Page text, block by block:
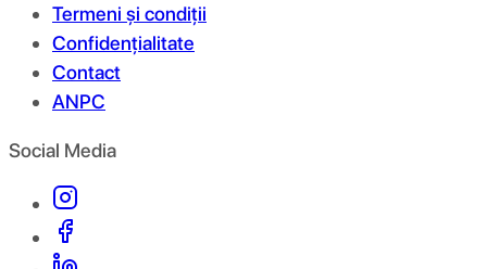
Termeni și condiții
Confidențialitate
Contact
ANPC
Social Media